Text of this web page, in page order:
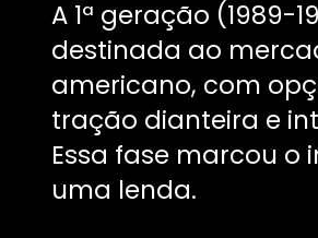
A 1ª geração (1989-
destinada ao
americano, com
tração dianteira e
Essa fase marcou o
uma lenda.